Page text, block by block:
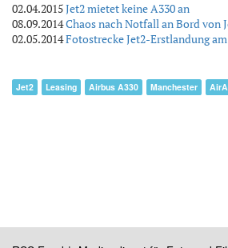
02.04.2015Jet2 mietet keine A330 an
08.09.2014Chaos nach Notfall an Bord von
02.05.2014Fotostrecke Jet2-Erstlandung
Jet2 Leasing Airbus A330 Manchester